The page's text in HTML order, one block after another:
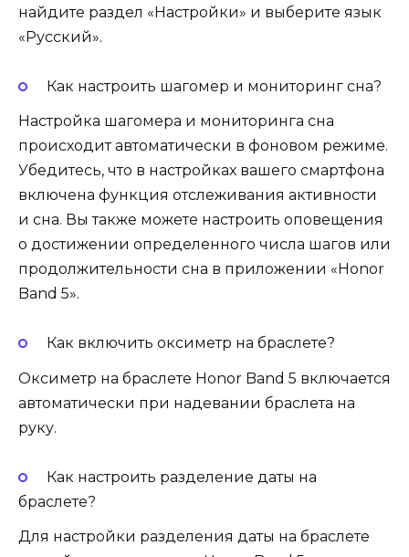
найдите раздел «Настройки» и выберите язык
«Русский».
Как настроить шагомер и мониторинг сна?
Настройка шагомера и мониторинга сна
происходит автоматически в фоновом режиме.
Убедитесь, что в настройках вашего смартфона
включена функция отслеживания активности
и сна. Вы также можете настроить оповещения
о достижении определенного числа шагов или
продолжительности сна в приложении «Honor
Band 5».
Как включить оксиметр на браслете?
Оксиметр на браслете Honor Band 5 включается
автоматически при надевании браслета на
руку.
Как настроить разделение даты на
браслете?
Для настройки разделения даты на браслете